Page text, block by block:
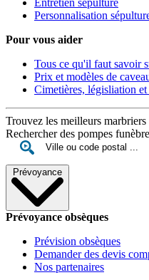
Personnalisation
Pour vous aider
Tous ce qu'il faut savoir
Prix et modèles de
Cimetières, législiation
Trouvez les meilleurs
Rechercher des pompes
Prévoyance
Prévoyance obsèques
Prévision obsèques
Demander des devis
Nos partenaires